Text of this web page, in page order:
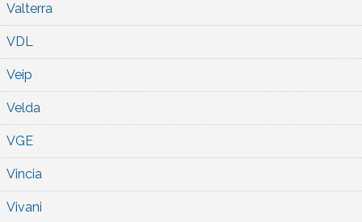
Valterra
VDL
Veip
Velda
VGE
Vincia
Vivani